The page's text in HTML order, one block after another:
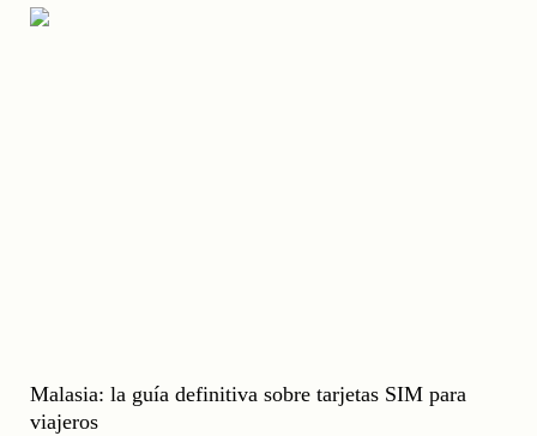
Malasia: la guía definitiva sobre tarjetas SIM para
viajeros